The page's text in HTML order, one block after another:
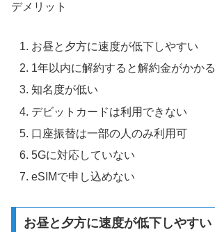
デメリット
お昼と夕方に速度が低下しやすい
1年以内に解約すると解約金がかかる
知名度が低い
デビットカードは利用できない
口座振替は一部の人のみ利用可
5Gに対応していない
eSIMで申し込めない
お昼と夕方に速度が低下しやすい